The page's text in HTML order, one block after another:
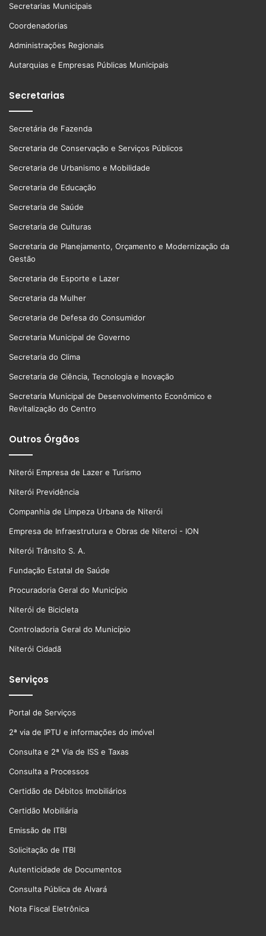
Secretarias Municipais
Coordenadorias
Administrações Regionais
Autarquias e Empresas Públicas Municipais
Secretarias
Secretária de Fazenda
Secretaria de Conservação e Serviços Públicos
Secretaria de Urbanismo e Mobilidade
Secretaria de Educação
Secretaria de Saúde
Secretaria de Culturas
Secretaria de Planejamento, Orçamento e Modernização da
Gestão
Secretaria de Esporte e Lazer
Secretaria da Mulher
Secretaria de Defesa do Consumidor
Secretaria Municipal de Governo
Secretaria do Clima
Secretaria de Ciência, Tecnologia e Inovação
Secretaria Municipal de Desenvolvimento Econômico e
Revitalização do Centro
Outros Órgãos
Niterói Empresa de Lazer e Turismo
Niterói Previdência
Companhia de Limpeza Urbana de Niterói
Empresa de Infraestrutura e Obras de Niteroi - ION
Niterói Trânsito S. A.
Fundação Estatal de Saúde
Procuradoria Geral do Município
Niterói de Bicicleta
Controladoria Geral do Município
Niterói Cidadã
Serviços
Portal de Serviços
2ª via de IPTU e informações do imóvel
Consulta e 2ª Via de ISS e Taxas
Consulta a Processos
Certidão de Débitos Imobiliários
Certidão Mobiliária
Emissão de ITBI
Solicitação de ITBI
Autenticidade de Documentos
Consulta Pública de Alvará
Nota Fiscal Eletrônica